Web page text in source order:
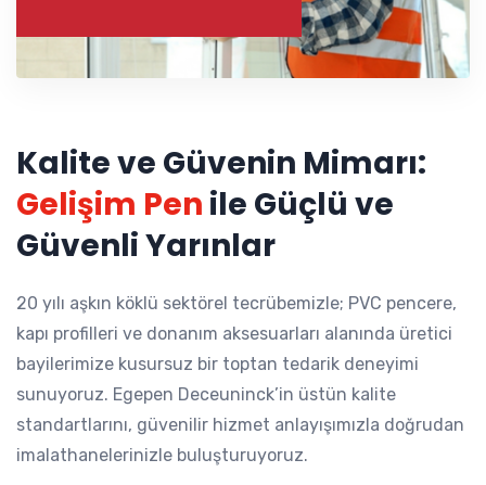
Kalite ve Güvenin Mimarı:
Gelişim Pen ile Güçlü ve
Güvenli Yarınlar
20 yılı aşkın köklü sektörel tecrübemizle; PVC pencere,
kapı profilleri ve donanım aksesuarları alanında üretici
bayilerimize kusursuz bir toptan tedarik deneyimi
sunuyoruz. Egepen Deceuninck’in üstün kalite
standartlarını, güvenilir hizmet anlayışımızla doğrudan
imalathanelerinizle buluşturuyoruz.